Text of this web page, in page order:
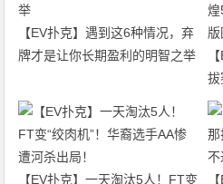
【EV扑克】遇到这6种情况，弃
牌才是让你长期盈利的明智之举
拔
【EV扑克】一天淘汰5人！FT变